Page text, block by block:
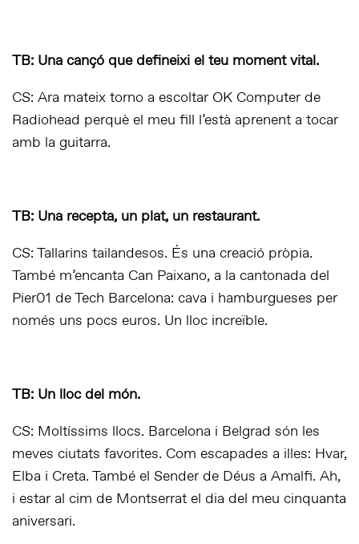
TB: Una cançó que defineixi el teu moment vital.
CS: Ara mateix torno a escoltar OK Computerde
Radiohead perquè el meu fill l’està aprenent a tocar
amb la guitarra.
TB: Una recepta, un plat, un restaurant.
CS: Tallarins tailandesos. És una creació pròpia.
També m’encanta Can Paixano, a la cantonada del
Pier01 de Tech Barcelona: cava i hamburgueses per
només uns pocs euros. Un lloc increïble.
TB: Un lloc del món.
CS: Moltíssims llocs. Barcelona i Belgrad són les
meves ciutats favorites. Com escapades a illes: Hvar,
Elba i Creta. També el Sender de Déus a Amalfi. Ah,
i estar al cim de Montserrat el dia del meu cinquanta
aniversari.